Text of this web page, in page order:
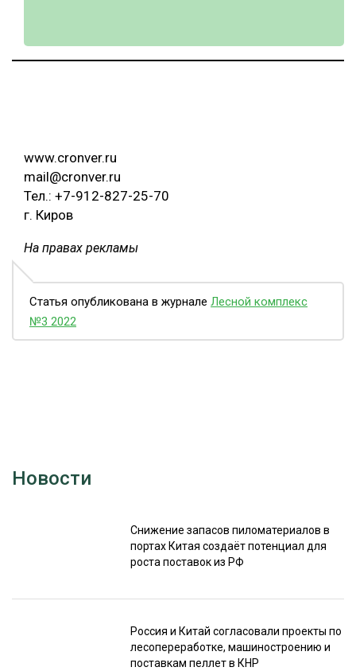
www.cronver.ru
mail@cronver.ru
Тел.: +7-912-827-25-70
г. Киров
На правах рекламы
Статья опубликована в журнале Лесной комплекс
№3 2022
Новости
Снижение запасов пиломатериалов в
портах Китая создаёт потенциал для
роста поставок из РФ
Россия и Китай согласовали проекты по
лесопереработке, машиностроению и
поставкам пеллет в КНР